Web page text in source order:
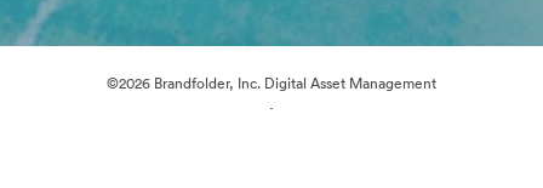
©2026 Brandfolder, Inc. Digital Asset Management
·